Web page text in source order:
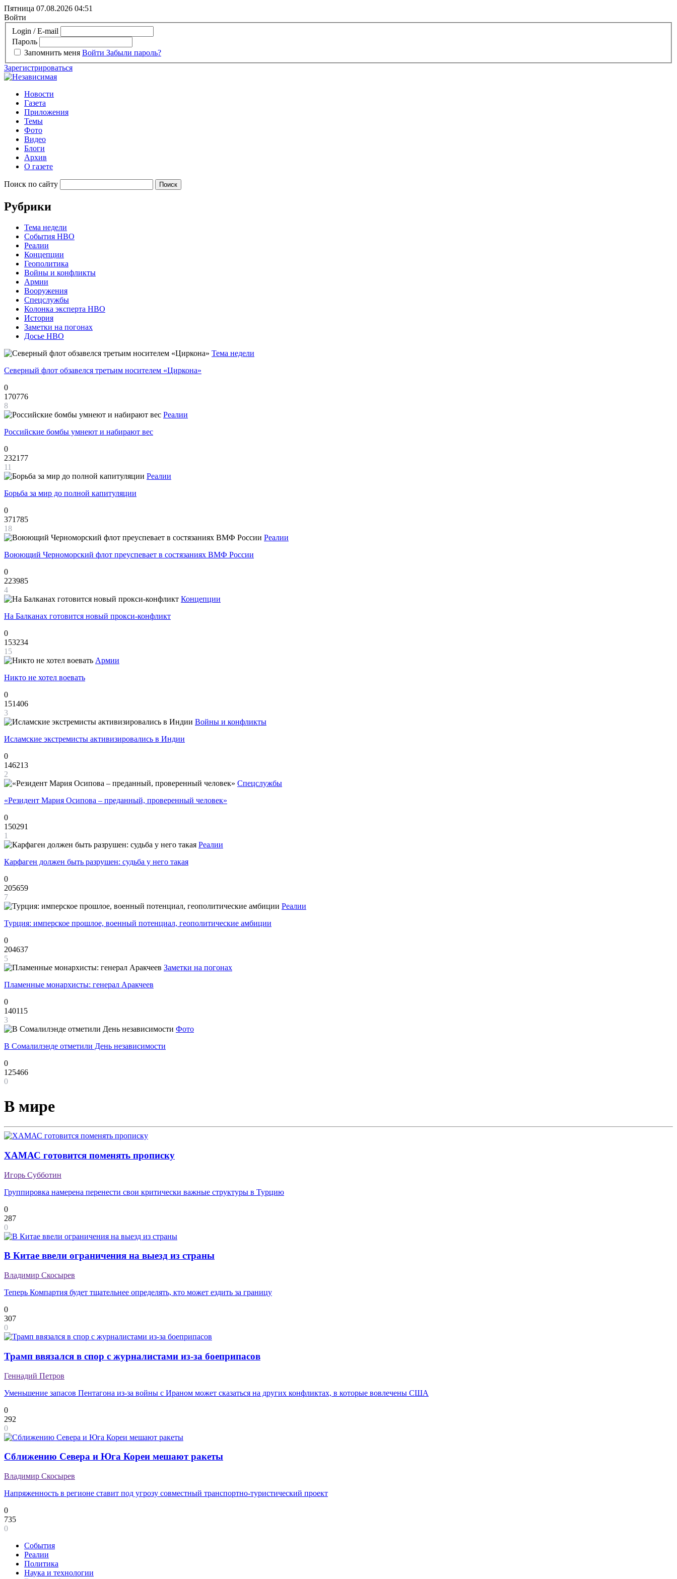
Пятница 07.08.2026 04:51
Войти
Login / E-mail
Пароль
Запомнить меня Войти Забыли пароль?
Зарегистрироваться
Новости
Газета
Приложения
Темы
Фото
Видео
Блоги
Архив
О газете
Поиск по сайту
Рубрики
Тема недели
События НВО
Реалии
Концепции
Геополитика
Войны и конфликты
Армии
Вооружения
Спецслужбы
Колонка эксперта НВО
История
Заметки на погонах
Досье НВО
Тема недели
Северный флот обзавелся третьим носителем «Циркона»
0
170776
8
Реалии
Российские бомбы умнеют и набирают вес
0
232177
11
Реалии
Борьба за мир до полной капитуляции
0
371785
18
Реалии
Воюющий Черноморский флот преуспевает в состязаниях ВМФ России
0
223985
4
Концепции
На Балканах готовится новый прокси-конфликт
0
153234
15
Армии
Никто не хотел воевать
0
151406
3
Войны и конфликты
Исламские экстремисты активизировались в Индии
0
146213
2
Спецслужбы
«Резидент Мария Осипова – преданный, проверенный человек»
0
150291
1
Реалии
Карфаген должен быть разрушен: судьба у него такая
0
205659
7
Реалии
Турция: имперское прошлое, военный потенциал, геополитические амбиции
0
204637
5
Заметки на погонах
Пламенные монархисты: генерал Аракчеев
0
140115
3
Фото
В Сомалилэнде отметили День независимости
0
125466
0
В мире
ХАМАС готовится поменять прописку
Игорь Субботин
Группировка намерена перенести свои критически важные структуры в Турцию
0
287
0
В Китае ввели ограничения на выезд из страны
Владимир Скосырев
Теперь Компартия будет тщательнее определять, кто может ездить за границу
0
307
0
Трамп ввязался в спор с журналистами из-за боеприпасов
Геннадий Петров
Уменьшение запасов Пентагона из-за войны с Ираном может сказаться на других конфликтах, в которые вовлечены США
0
292
0
Сближению Севера и Юга Кореи мешают ракеты
Владимир Скосырев
Напряженность в регионе ставит под угрозу совместный транспортно-туристический проект
0
735
0
События
Реалии
Политика
Наука и технологии